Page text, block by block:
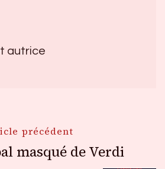
autrice
précédent
masqué de Verdi